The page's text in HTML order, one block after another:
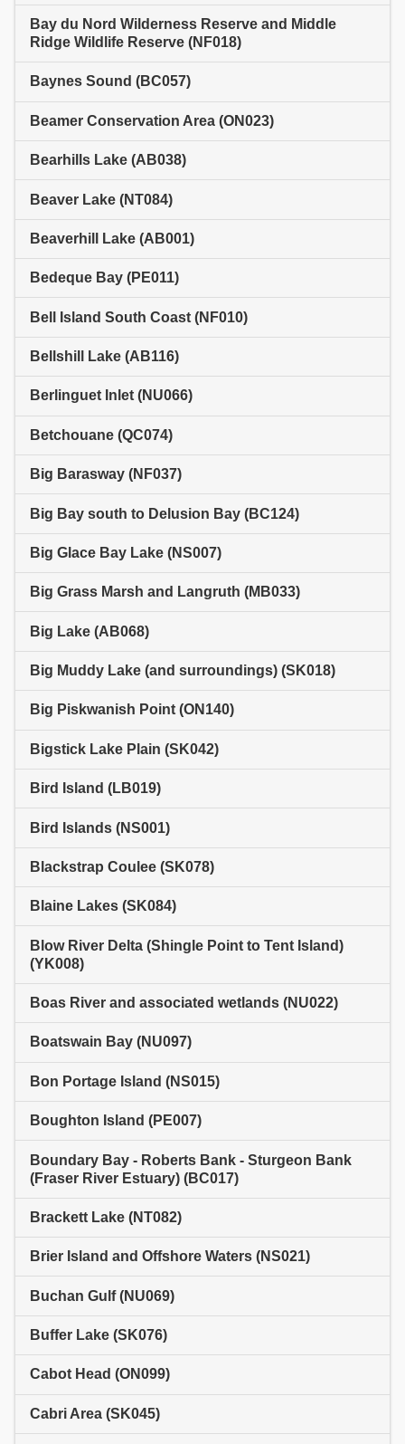
Bay du Nord Wilderness Reserve and Middle
Ridge Wildlife Reserve (NF018)
Baynes Sound (BC057)
Beamer Conservation Area (ON023)
Bearhills Lake (AB038)
Beaver Lake (NT084)
Beaverhill Lake (AB001)
Bedeque Bay (PE011)
Bell Island South Coast (NF010)
Bellshill Lake (AB116)
Berlinguet Inlet (NU066)
Betchouane (QC074)
Big Barasway (NF037)
Big Bay south to Delusion Bay (BC124)
Big Glace Bay Lake (NS007)
Big Grass Marsh and Langruth (MB033)
Big Lake (AB068)
Big Muddy Lake (and surroundings) (SK018)
Big Piskwanish Point (ON140)
Bigstick Lake Plain (SK042)
Bird Island (LB019)
Bird Islands (NS001)
Blackstrap Coulee (SK078)
Blaine Lakes (SK084)
Blow River Delta (Shingle Point to Tent Island)
(YK008)
Boas River and associated wetlands (NU022)
Boatswain Bay (NU097)
Bon Portage Island (NS015)
Boughton Island (PE007)
Boundary Bay - Roberts Bank - Sturgeon Bank
(Fraser River Estuary) (BC017)
Brackett Lake (NT082)
Brier Island and Offshore Waters (NS021)
Buchan Gulf (NU069)
Buffer Lake (SK076)
Cabot Head (ON099)
Cabri Area (SK045)